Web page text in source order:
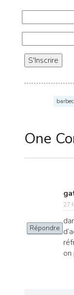
One
27
on
Répondre